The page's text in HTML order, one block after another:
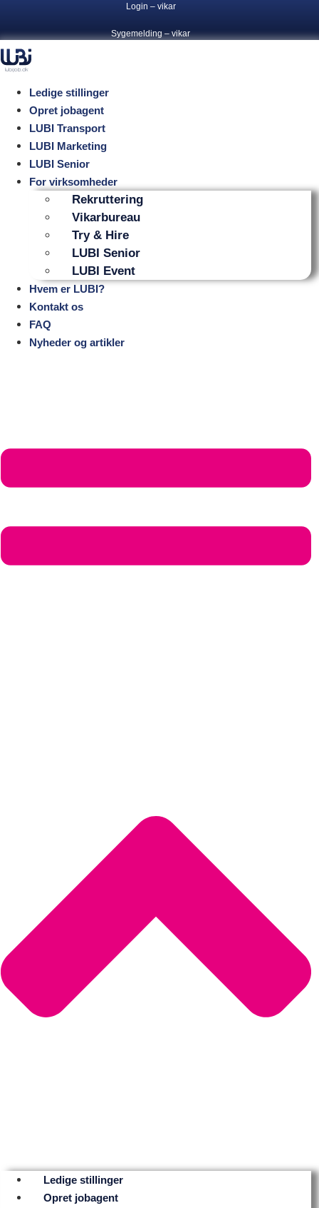
indhold
Login – vikar
Sygemelding – vikar
Ledige stillinger
Opret jobagent
LUBI Transport
LUBI Marketing
LUBI Senior
For virksomheder
Rekruttering
Vikarbureau
Try & Hire
LUBI Senior
LUBI Event
Hvem er LUBI?
Kontakt os
FAQ
Nyheder og artikler
Ledige stillinger
Opret jobagent